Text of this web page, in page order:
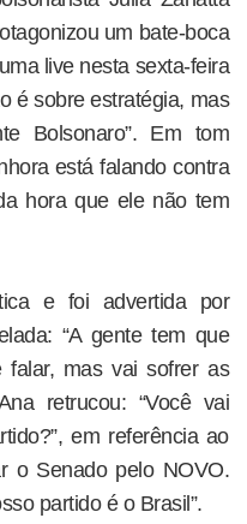
um bate-boca
live nesta sexta-feira
é sobre estratégia, mas
Bolsonaro”. Em tom
está falando contra
hora que ele não tem
e foi advertida por
“A gente tem que
falar, mas vai sofrer as
retrucou: “Você vai
em referência ao
o Senado pelo NOVO.
partido é o Brasil”.